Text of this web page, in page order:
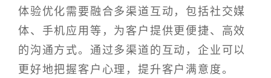
体验优化需要融合多渠道互动，包括社交媒
体、手机应用等，为客户提供更便捷、高效
的沟通方式。通过多渠道的互动，企业可以
更好地把握客户心理，提升客户满意度。